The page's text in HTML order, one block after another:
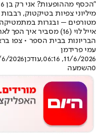
"הכסף מההופעות? אני רק בן 16, נותן לאמא להתעסק בזה"
מיליוני צפיות בטיקטוק,
מטורפים – ובגרות
אייל לוי (16) מסביר
הבריונות בבית הספר • צפו
עמי פרידמן
11/6/2026, 06:16
,עודכן2026, 06:16
0השמעה